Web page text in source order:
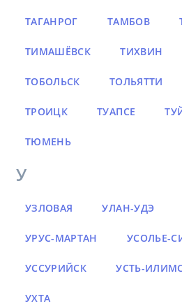
ТАГАНРОГ ТАМБОВ
ТИМАШЁВСК ТИХВИН
ТОБОЛЬСК ТОЛЬЯТТИ
ТРОИЦК ТУАПСЕ
ТЮМЕНЬ
У
УЗЛОВАЯ УЛАН-УДЭ
УРУС-МАРТАН УСОЛЬЕ-
УССУРИЙСК УСТЬ-
УХТА